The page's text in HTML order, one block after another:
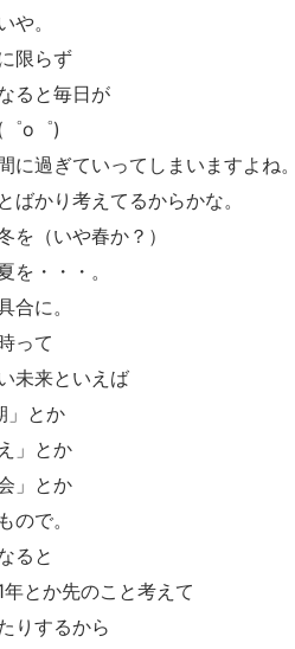
や。
限らず
ると毎日が
o゜)
に過ぎていってしまいますよね。
ばかり考えてるからかな。
を（いや春か？）
を・・・。
合に。
って
未来といえば
」とか
」とか
」とか
ので。
ると
年とか先のこと考えて
りするから